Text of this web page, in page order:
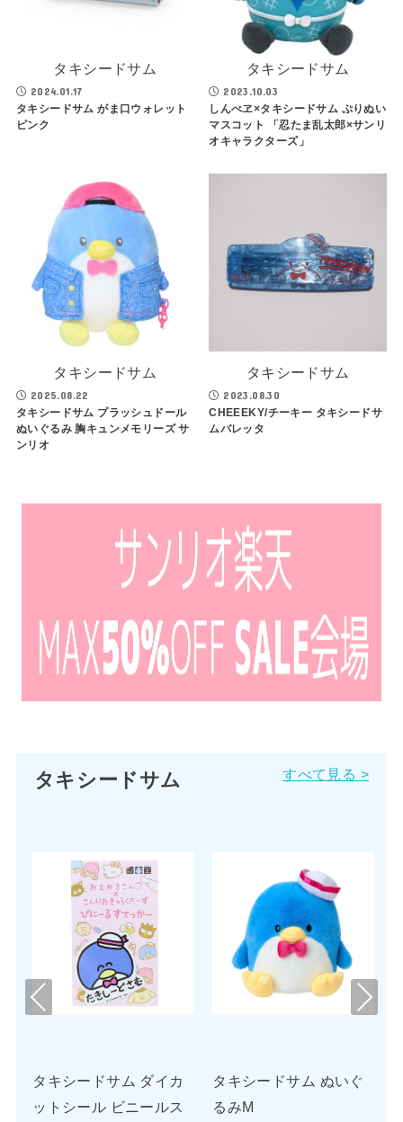
タキシードサム
2024.01.17
タキシードサム がま口ウォレット
ピンク
タキシードサム
2023.10.03
しんべヱ×タキシードサム ぷりぬい
マスコット 「忍たま乱太郎×サンリ
オキャラクターズ」
タキシードサム
2025.08.22
タキシードサム プラッシュドール
ぬいぐるみ 胸キュンメモリーズ サ
ンリオ
タキシードサム
2023.08.30
CHEEEKY/チーキー タキシードサ
ムバレッタ
タキシードサム すべて見る >
タキシードサム ダイカ
ットシール ビニールス
タキシードサム ぬいぐ
るみM
Pre
Nex